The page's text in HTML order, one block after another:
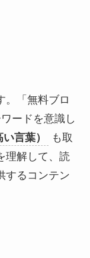
。「無料ブロ
ードを意識し
言葉）
も取
理解して、読
するコンテン